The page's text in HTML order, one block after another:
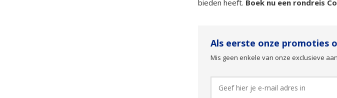
bieden heeft. Boek nu een rondreis
Als eerste onze promoties
Mis geen enkele van onze exclusieve